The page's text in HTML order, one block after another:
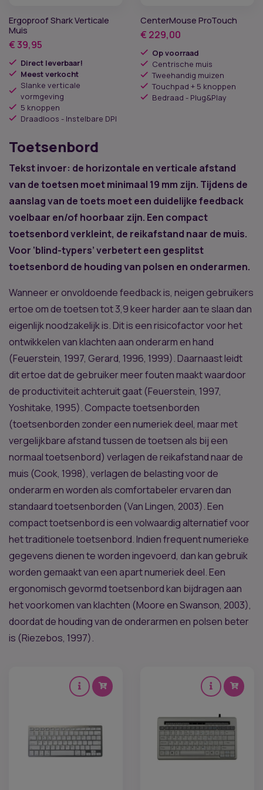
Ergoproof Shark Verticale
Muis
€39,95
Direct leverbaar!
Meest verkocht
Slanke verticale
vormgeving
5 knoppen
Draadloos - Instelbare DPI
CenterMouse ProTouch
€ 229,00
Op voorraad
Centrische muis
Tweehandig muizen
Touchpad + 5 knoppen
Bedraad - Plug&Play
Toetsenbord
Tekst invoer: de horizontale en verticale afstand
van de toetsen moet minimaal 19 mm zijn. Tijdens de
aanslag van de toets moet een duidelijke feedback
voelbaar en/of hoorbaar zijn. Een compact
toetsenbord verkleint, de reikafstand naar de muis.
Voor ‘blind-typers’ verbetert een gesplitst
toetsenbord de houding van polsen en onderarmen.
Wanneer er onvoldoende feedback is, neigen gebruikers
ertoe om de toetsen tot 3,9 keer harder aan te slaan dan
eigenlijk noodzakelijk is. Dit is een risicofactor voor het
ontwikkelen van klachten aan onderarm en hand
(Feuerstein, 1997, Gerard, 1996, 1999). Daarnaast leidt
dit ertoe dat de gebruiker meer fouten maakt waardoor
de productiviteit achteruit gaat (Feuerstein, 1997,
Yoshitake, 1995). Compacte toetsenborden
(toetsenborden zonder een numeriek deel, maar met
vergelijkbare afstand tussen de toetsen als bij een
normaal toetsenbord) verlagen de reikafstand naar de
muis (Cook, 1998), verlagen de belasting voor de
onderarm en worden als comfortabeler ervaren dan
standaard toetsenborden (Van Lingen, 2003). Een
compact toetsenbord is een volwaardig alternatief voor
het traditionele toetsenbord. Indien frequent numerieke
gegevens dienen te worden ingevoerd, dan kan gebruik
worden gemaakt van een apart numeriek deel. Een
ergonomisch gevormd toetsenbord kan bijdragen aan
het voorkomen van klachten (Moore en Swanson, 2003),
doordat de houding van de onderarmen en polsen beter
is (Riezebos, 1997).